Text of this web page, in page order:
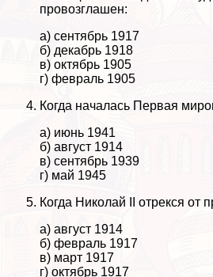
провозглашен:
а) сентябрь 1917
б) декабрь 1918
в) октябрь 1905
г) февраль 1905
Когда началась Первая
а) июнь 1941
б) август 1914
в) сентябрь 1939
г) май 1945
Когда Николай II отрекся от
а) август 1914
б) февраль 1917
в) март 1917
г) октябрь 1917